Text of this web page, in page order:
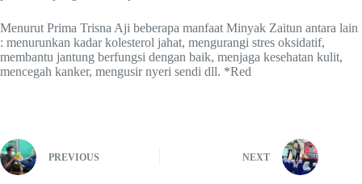
Menurut Prima Trisna Aji beberapa manfaat Minyak Zaitun antara lain
: menurunkan kadar kolesterol jahat, mengurangi stres oksidatif,
membantu jantung berfungsi dengan baik, menjaga kesehatan kulit,
mencegah kanker, mengusir nyeri sendi dll. *Red
PREVIOUS NEXT